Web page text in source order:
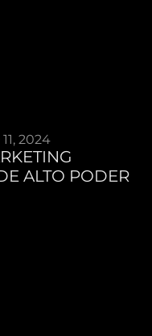
2024
ALTO PODER